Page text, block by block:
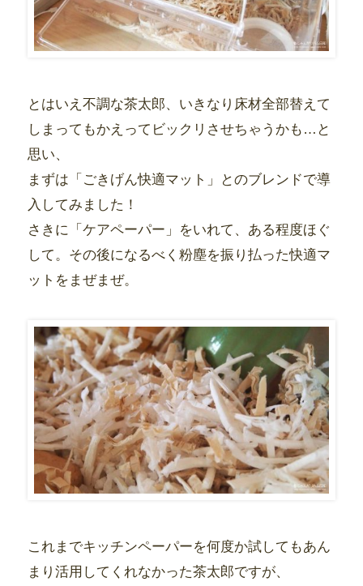
とはいえ不調な茶太郎、いきなり床材全部替えて
しまってもかえってビックリさせちゃうかも…と
思い、
まずは「ごきげん快適マット」とのブレンドで導
入してみました！
さきに「ケアペーパー」をいれて、ある程度ほぐ
して。その後になるべく粉塵を振り払った快適マ
ットをまぜまぜ。
これまでキッチンペーパーを何度か試してもあん
まり活用してくれなかった茶太郎ですが、